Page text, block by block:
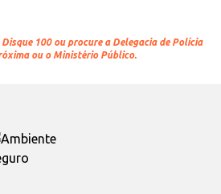
Disque 100 ou procure a Delegacia de Polícia
ou o Ministério Público.